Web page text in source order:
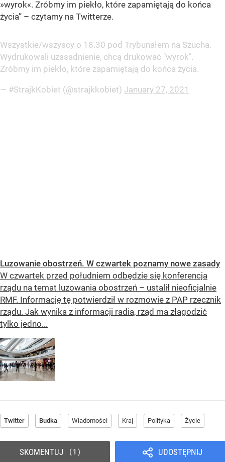
»wyrok«. Zróbmy im piekło, które zapamiętają do końca
życia” – czytamy na Twitterze.
Wszystkie/wszyscy o 18.30 pod Trybunałem na Szucha.
Wydrukowali uzasadnienie, chcą drukować "wyrok".
Zróbmy im piekło, które zapamiętają do końca życia.
— #StrajkKobiet (@strajkkobiet) January 27, 2021
Luzowanie obostrzeń. W czwartek poznamy nowe zasady
W czwartek przed południem odbędzie się konferencja
rządu na temat luzowania obostrzeń – ustalił nieoficjalnie
RMF. Informację tę potwierdził w rozmowie z PAP rzecznik
rządu. Jak wynika z informacji radia, rząd ma złagodzić
tylko jedno...
Twitter Budka Wiadomości Kraj Polityka Życie
UDOSTĘPNIJ
SKOMENTUJ 1